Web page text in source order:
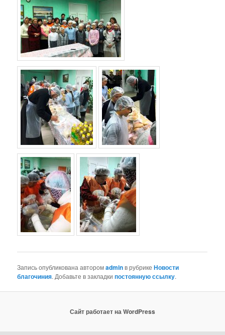
Запись опубликована авторомadminв рубрикеНовости
благочиния. Добавьте в закладкипостоянную ссылку.
Сайт работает на WordPress